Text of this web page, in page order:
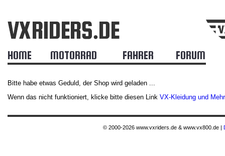
HOME MOTORRAD FAHRER FORUM
Bitte habe etwas Geduld, der Shop wird geladen ...
Wenn das nicht funktioniert, klicke bitte diesen Link VX-Kleidung und Mehr
© 2000-2026 www.vxriders.de & www.vx800.de |